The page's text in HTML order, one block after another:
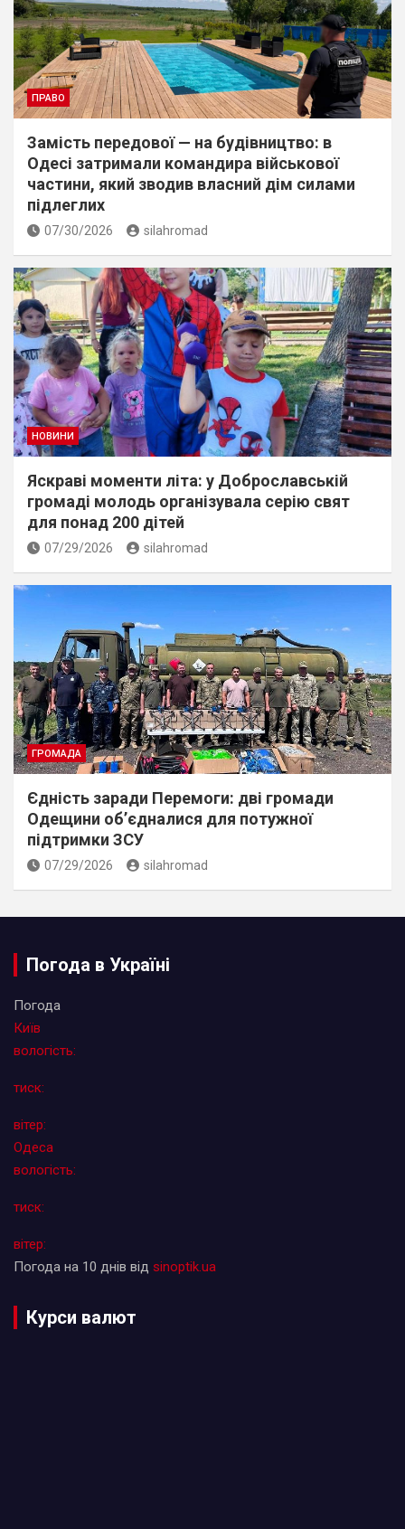
ПРАВО
Замість передової — на будівництво: в
Одесі затримали командира військової
частини, який зводив власний дім силами
підлеглих
07/30/2026 silahromad
НОВИНИ
Яскраві моменти літа: у Доброславській
громаді молодь організувала серію свят
для понад 200 дітей
07/29/2026 silahromad
ГРОМАДА
Єдність заради Перемоги: дві громади
Одещини об’єдналися для потужної
підтримки ЗСУ
07/29/2026 silahromad
Погода в Україні
Погода
Київ
вологість:
тиск:
вітер:
Одеса
вологість:
тиск:
вітер:
Погода на 10 днів від sinoptik.ua
Курси валют